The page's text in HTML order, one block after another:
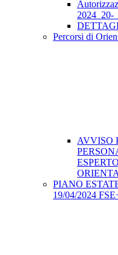
2024_20-
Percorsi di
AVVISO
PIANO
19/04/2024